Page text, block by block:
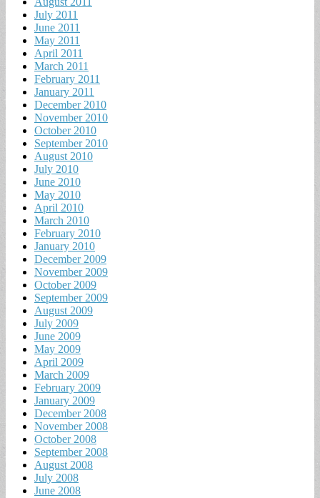
July 2011
June 2011
May 2011
April 2011
March 2011
February 2011
January 2011
December 2010
November 2010
October 2010
September 2010
August 2010
July 2010
June 2010
May 2010
April 2010
March 2010
February 2010
January 2010
December 2009
November 2009
October 2009
September 2009
August 2009
July 2009
June 2009
May 2009
April 2009
March 2009
February 2009
January 2009
December 2008
November 2008
October 2008
September 2008
August 2008
July 2008
June 2008